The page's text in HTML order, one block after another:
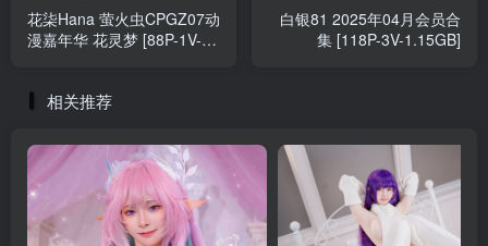
花柒Hana 萤火虫CPGZ07动
漫嘉年华 花灵梦 [88P-1V-
白银81 2025年04月会员合
集 [118P-3V-1.15GB]
相关推荐